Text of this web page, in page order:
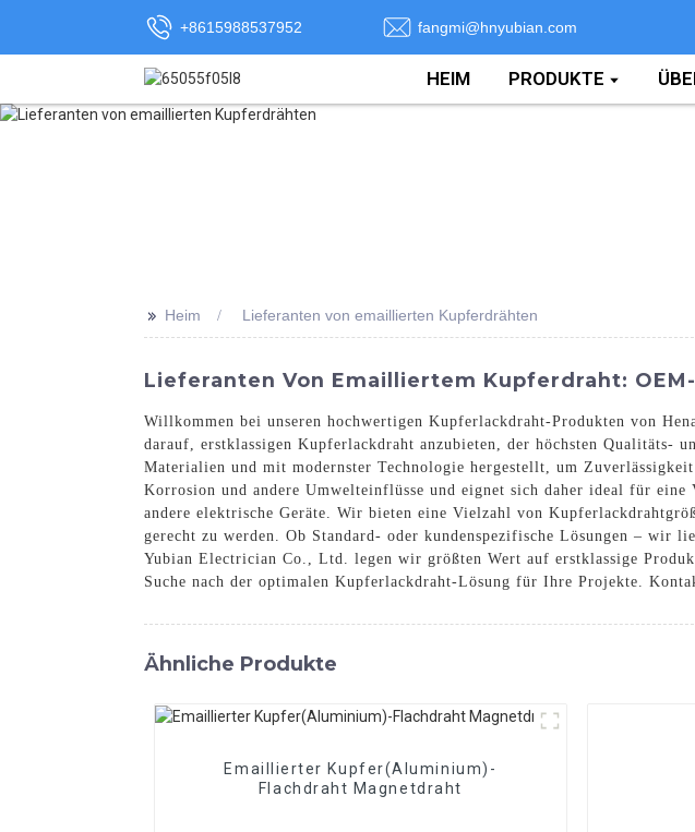
+8615988537952 fangmi@hnyubian.com
HEIM PRODUKTE
>> Heim Lieferanten von emaillierten Kupferdrähten
Lieferanten Von Emailliertem Kupferdraht:
Willkommen bei unseren hochwertigen Kupferlackdraht-Produkten von
darauf, erstklassigen Kupferlackdraht anzubieten, der höchsten Qualitäts-
Materialien und mit modernster Technologie hergestellt, um
Korrosion und andere Umwelteinflüsse und eignet sich daher ideal für
andere elektrische Geräte. Wir bieten eine Vielzahl von
gerecht zu werden. Ob Standard- oder kundenspezifische Lösungen – wir
Yubian Electrician Co., Ltd. legen wir größten Wert auf erstklassige
Suche nach der optimalen Kupferlackdraht-Lösung für Ihre Projekte.
Ähnliche Produkte
Emaillierter Kupfer(Aluminium)-
Flachdraht Magnetdraht